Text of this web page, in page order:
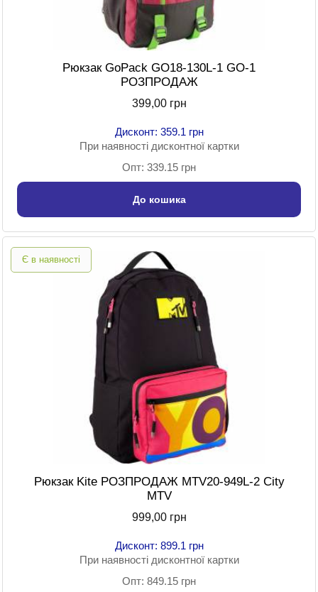
Рюкзак GoPack GO18-130L-1 GO-1
РОЗПРОДАЖ
399,00 грн
Дисконт: 359.1 грн
При наявності дисконтної картки
Опт: 339.15 грн
До кошика
Є в наявності
Рюкзак Kite РОЗПРОДАЖ MTV20-949L-2 City
MTV
999,00 грн
Дисконт: 899.1 грн
При наявності дисконтної картки
Опт: 849.15 грн